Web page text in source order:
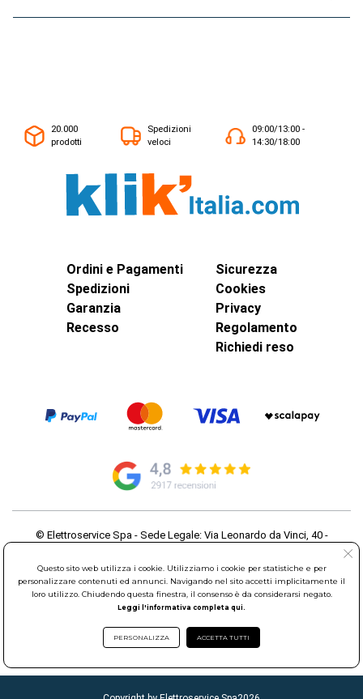
20.000
prodotti
Spedizioni
veloci
09:00/13:00 -
14:30/18:00
Ordini e Pagamenti
Spedizioni
Garanzia
Recesso
Sicurezza
Cookies
Privacy
Regolamento
Richiedi reso
© Elettroservice Spa - Sede Legale: Via Leonardo da Vinci, 40 -
Partita Iva: 01586761007 - Codice Fiscale: 06634500588 Capitale
Sociale 1.600.000,00 Euro i.v. Iscritto al Registro delle Imprese di
Roma REA: RM-535144
Sede Operativa: Via Leonardo da Vinci, 40 - 00015 Monterotondo
Scalo (RM) - Telefono:06.90095358
Questo sito web utilizza i cookie. Utilizziamo i cookie per statistiche e per
personalizzare contenuti ed annunci. Navigando nel sito accetti implicitamente il
loro utilizzo. Chiudendo questa finestra, il consenso è da considerarsi negato.
Leggi l'informativa completa qui.
PERSONALIZZA ACCETTA TUTTI